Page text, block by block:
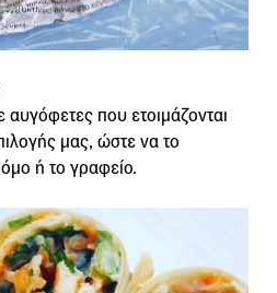
αυγόφετες που ετοιμάζονται
μας, ώστε να το
ή το γραφείο.